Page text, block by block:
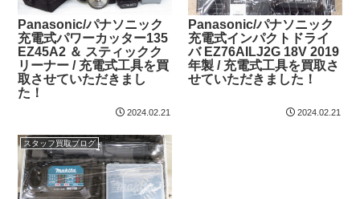
Panasonic/パナソニック
充電式パワーカッター135
EZ45A2 ＆ スティックク
リーナー / 充電式工具を買
取させていただきまし
た！
2024.02.21
Panasonic/パナソニック
充電式インパクトドライ
バ EZ76AILJ2G 18V 2019
年製 / 充電式工具を買取さ
せていただきました！
2024.02.21
スタッフ買取ブログ